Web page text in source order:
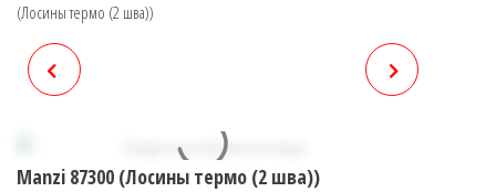
(Лосины термо (2 шва))
Manzi 87300 (Лосины термо (2 шва))